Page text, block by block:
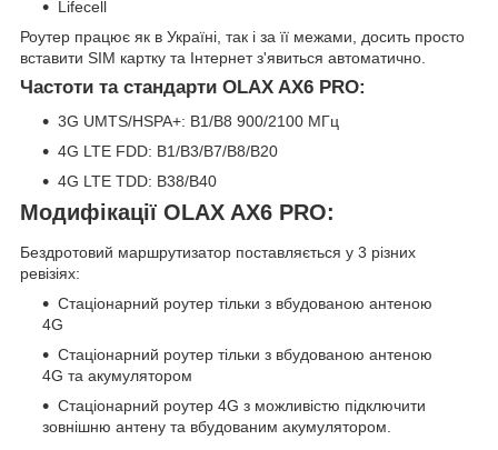
Lifecell
Роутер працює як в Україні, так і за її межами, досить просто
вставити SIM картку та Інтернет з'явиться автоматично.
Частоти та стандарти OLAX AX6 PRO:
3G UMTS/HSPA+: B1/B8 900/2100 МГц
4G LTE FDD: B1/B3/B7/B8/B20
4G LTE TDD: B38/B40
Модифікації OLAX AX6 PRO:
Бездротовий маршрутизатор поставляється у 3 різних
ревізіях:
Стаціонарний роутер тільки з вбудованою антеною
4G
Стаціонарний роутер тільки з вбудованою антеною
4G та акумулятором
Стаціонарний роутер 4G з можливістю підключити
зовнішню антену та вбудованим акумулятором.